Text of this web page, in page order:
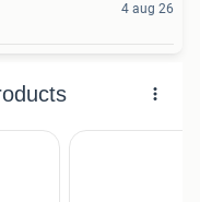
4 aug 26